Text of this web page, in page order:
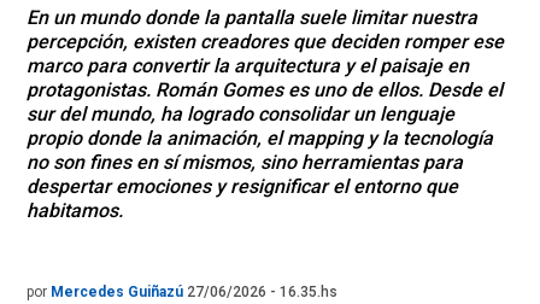
En un mundo donde la pantalla suele limitar nuestra
percepción, existen creadores que deciden romper ese
marco para convertir la arquitectura y el paisaje en
protagonistas. Román Gomes es uno de ellos. Desde el
sur del mundo, ha logrado consolidar un lenguaje
propio donde la animación, el mapping y la tecnología
no son fines en sí mismos, sino herramientas para
despertar emociones y resignificar el entorno que
habitamos.
por Mercedes Guiñazú 27/06/2026 - 16.35.hs